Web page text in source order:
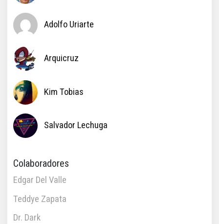
Adolfo Uriarte
Arquicruz
Kim Tobias
Salvador Lechuga
Colaboradores
Edgar Del Valle
Teddye Zapata
Dr. Dark